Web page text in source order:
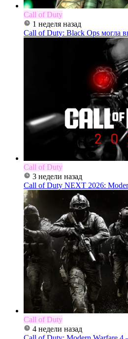
Call of Duty
1 неделя назад
Call of Duty: Black Ops могла
Call of Duty
3 недели назад
Call of Duty NEXT 2026:
Call of Duty
4 недели назад